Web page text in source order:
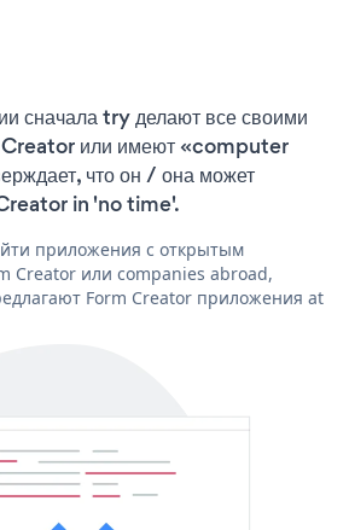
сначала try делают все своими
или имеют «computer
что он / она может
in 'no time'.
приложения с открытым
Creator или companies abroad,
Form Creator приложения at